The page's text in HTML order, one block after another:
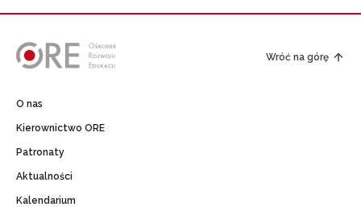
Wróć na górę
O nas
Kierownictwo ORE
Patronaty
Aktualności
Kalendarium